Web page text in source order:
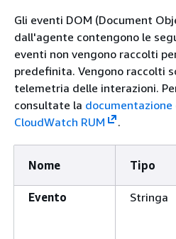
Gli eventi DOM (Document
dall'agente contengono le
eventi non vengono raccolti
predefinita. Vengono raccolti
telemetria delle interazioni.
consultate la
CloudWatch RUM
.
Nome Tipo
Evento Stringa